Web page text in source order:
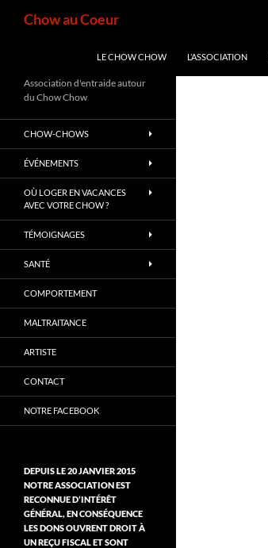
Chow au Coeur
LE CHOW CHOW L’ASSOCIATION
Association d'entraide autour
du Chow Chow
CHOW-CHOWS
ÉVÉNEMENTS
OÙ LOGER EN VACANCES
AVEC VOTRE CHOW ?
TÉMOIGNAGES
SANTÉ
COMPORTEMENT
MALTRAITANCE
ARTISTE
CONTACT
NOTRE FACEBOOK
DEPUIS LE 20 JANVIER 2015
NOTRE ASSOCIATION EST
RECONNUE D’INTÉRÊT
GÉNÉRAL, EN CONSÉQUENCE
LES DONS OUVRENT DROIT À
UN REÇU FISCAL ET SONT